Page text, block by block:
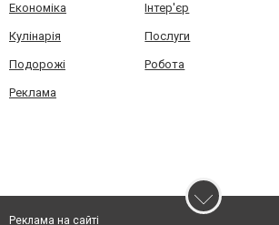
Економіка Інтер'єр
Кулінарія Послуги
Подорожі Робота
Реклама
Реклама на сайті